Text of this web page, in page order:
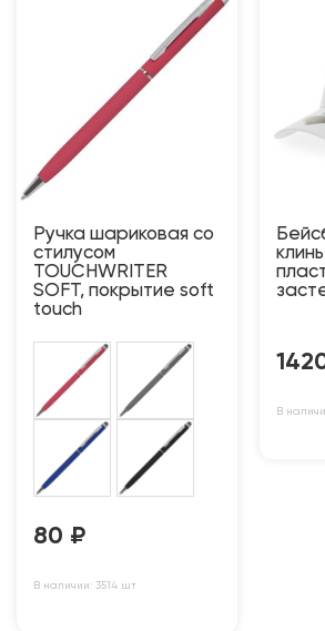
Ручка шариковая со
стилусом
TOUCHWRITER
SOFT, покрытие soft
touch
80 ₽
В наличии: 3514 шт
В